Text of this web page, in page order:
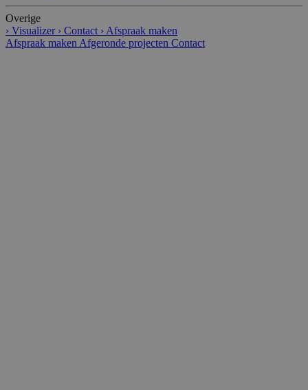
Overige
› Visualizer › Contact › Afspraak maken
Afspraak maken Afgeronde projecten Contact